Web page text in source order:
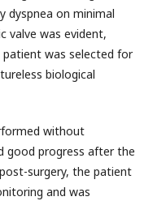
dyspnea on minimal
valve was evident,
patient was selected for
biological
without
good progress after the
surgery, the patient
and was